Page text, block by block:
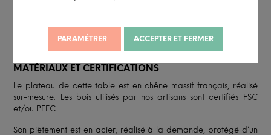
PARAMÉTRER ACCEPTER ET FERMER
Personnalisez et accessoirisez votre table, que notre équipe de
montage se fera un plaisir d’installer !
MATÉRIAUX ET CERTIFICATIONS
Le plateau de cette table est en chêne massif français, réalisé
sur-mesure. Les bois utilisés par nos artisans sont certifiés FSC
et/ou PEFC
Son piètement est en acier, réalisé à la demande, protégé d’un